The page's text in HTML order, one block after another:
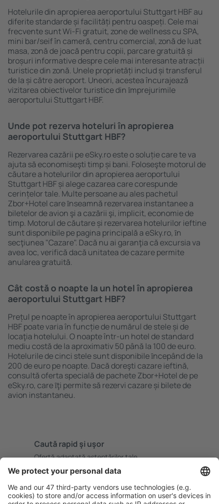
Hotelurile din apropierea aeroportului Stuttgart HBF au
diferite standarde și facilități pentru oaspeți. Cele mai
frecvente sunt Wi-Fi gratuit, zone de wellness cu SPA,
mini bar/seif în cameră, centru comercial, zonă de luat
masa, zonă de joacă pentru copii, parcare gratuită și
broșuri informative despre cele mai interesante atracții
turistice din zonă. Unele proprietăți includ și transferul
de la și către aeroport. Uneori, acestea încurajează
vizitarea obiectivelor turistice din ȋmprejurimile
aeroportului Stuttgart HBF.
Unde pot rezerva hoteluri în apropierea
aeroportului Stuttgart HBF?
Rezervarea cazării pe eSky.ro este o soluție care te va
ajuta să economiseşti timp și bani. Foloseşte motorul de
căutare a hotelurilor din apropierea aeroportului
Stuttgart HBF și alege cazarea care corespunde
cerințelor tale. Multe persoane au ales pachetul
Zbor+Hotel care ȋnseamnă rezervarea instantanee a
biletelor de avion şi a cazării şi, implicit, economie de
timp. Motorul de căutare și rezervarea hotelurilor ieftine
sunt disponibile pe pagina principală a eSky.ro, ȋn
secţiunea "Cazare". Dacă nu ai garanţia că excursia va
avea loc, verifică dacă unitatea de cazare permite
anularea gratuită.
Cât costă o noapte la un hotel în apropierea
aeroportului Stuttgart HBF?
Prețul pe noapte în apropierea aeroportului Stuttgart
HBF poate varia în funcție de numărul de stele și de
locaţia hotelului. O noapte într-un hotel de standard
mediu costă de la aproximativ 50 până la 100 de euro.
Hotelurile de cinci stele sunt disponibile ȋncepând de la
200 de euro pe noapte. Dacă doreşti cazare ieftină,
consultă oferta specială de pachete Zbor+Hotel de pe
eSky.ro, care ȋţi permite să rezervi cazare și bilete de
avion instantaneu.
Caută rapid şi uşor
Ofertă adaptată aşteptărilor tale.
Planifică ȋn siguranţă
Rezervare fără griji cu opțiune gratuită de anulare.